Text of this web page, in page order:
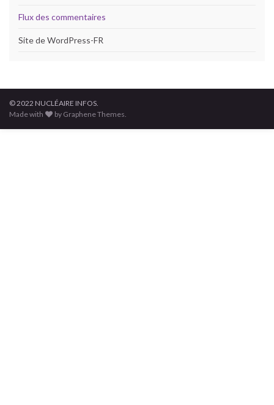
Flux des commentaires
Site de WordPress-FR
© 2022 NUCLÉAIRE INFOS.
Made with
by Graphene Themes.